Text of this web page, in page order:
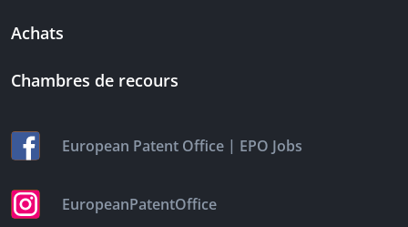
Achats
Chambres de recours
European Patent Office | EPO Jobs
EuropeanPatentOffice